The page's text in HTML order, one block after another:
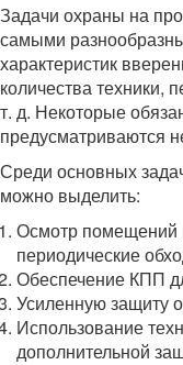
Задачи охраны на
самыми
характеристик
количества техники,
т. д. Некоторые
предусматриваются
Среди основных
можно выделить:
Осмотр помещений
периодические
Обеспечение КПП
Усиленную защиту
Использование
дополнительной